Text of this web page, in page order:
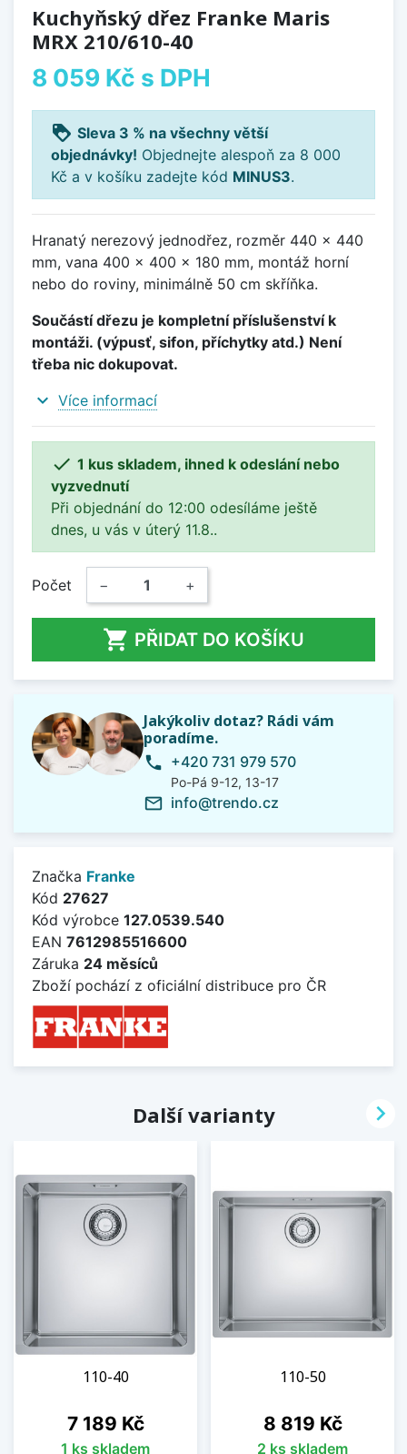
Kuchyňský dřez Franke Maris
MRX 210/610-40
8 059 Kč s DPH
loyalty Sleva 3 % na všechny větší
objednávky! Objednejte alespoň za 8 000
Kč a v košíku zadejte kód MINUS3.
Hranatý nerezový jednodřez, rozměr 440 x 440
mm, vana 400 x 400 x 180 mm, montáž horní
nebo do roviny, minimálně 50 cm skříňka.
Součástí dřezu je kompletní příslušenství k
montáži. (výpusť, sifon, příchytky atd.) Není
třeba nic dokupovat.
expand_more Více informací
 1 kus skladem, ihned k odeslání nebo
vyzvednutí
Při objednání do 12:00 odesíláme ještě
dnes, u vás v úterý 11.8..
Počet − +
 PŘIDAT DO KOŠÍKU
Jakýkoliv dotaz? Rádi vám
poradíme.
phone +420 731 979 570
Po-Pá 9-12, 13-17
mail_outline info@trendo.cz
Značka Franke
Kód 27627
Kód výrobce 127.0539.540
EAN 7612985516600
Záruka 24 měsíců
Zboží pochází z oficiální distribuce pro ČR
Další varianty
110-40
Cena
7 189 Kč
1 ks skladem
110-50
Cena
8 819 Kč
2 ks skladem
